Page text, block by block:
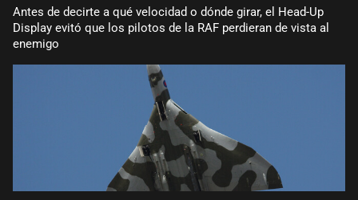
Antes de decirte a qué velocidad o dónde girar, el Head-Up
Display evitó que los pilotos de la RAF perdieran de vista al
enemigo